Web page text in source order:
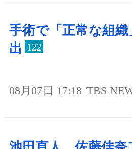
手術で「正常な組
出
122
08月07日 17:18 TBS